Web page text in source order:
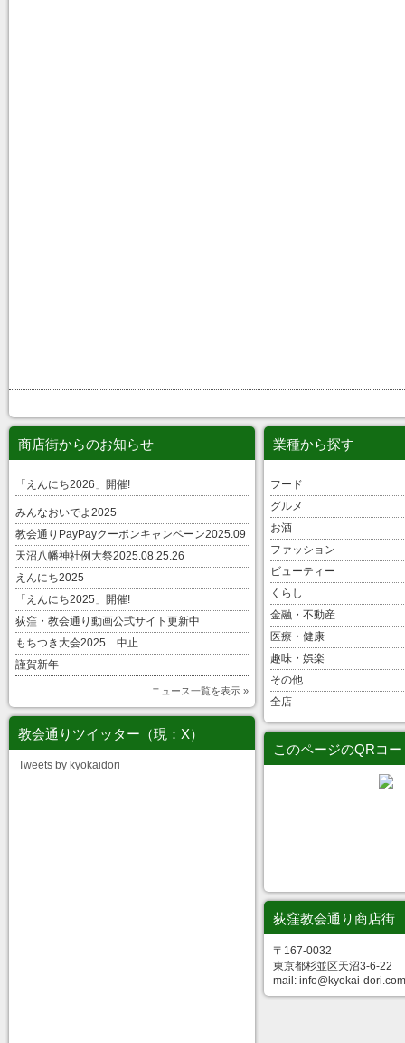
商店街からのお知らせ
「えんにち2026」開催!
みんなおいでよ2025
教会通りPayPayクーポンキャンペーン2025.09
天沼八幡神社例大祭2025.08.25.26
えんにち2025
「えんにち2025」開催!
荻窪・教会通り動画公式サイト更新中
もちつき大会2025 中止
謹賀新年
ニュース一覧を表示 »
業種から探す
フード
グルメ
お酒
ファッション
ビューティー
くらし
金融・不動産
医療・健康
趣味・娯楽
その他
全店
教会通りツイッター（現：X）
Tweets by kyokaidori
このページのQRコー
荻窪教会通り商店街
〒167-0032
東京都杉並区天沼3-6-22
mail: info@kyokai-dori.com